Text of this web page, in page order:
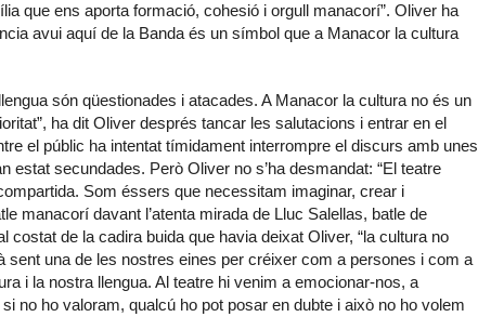
que ens aporta formació, cohesió i orgull manacorí”. Oliver ha
avui aquí de la Banda és un símbol que a Manacor la cultura
són qüestionades i atacades. A Manacor la cultura no és un
ha dit Oliver després tancar les salutacions i entrar en el
el públic ha intentat tímidament interrompre el discurs amb unes
estat secundades. Però Oliver no s’ha desmandat: “El teatre
Som éssers que necessitam imaginar, crear i
manacorí davant l’atenta mirada de Lluc Salellas, batle de
costat de la cadira buida que havia deixat Oliver, “la cultura no
sent una de les nostres eines per créixer com a persones i com a
i la nostra llengua. Al teatre hi venim a emocionar-nos, a
no ho valoram, qualcú ho pot posar en dubte i això no ho volem